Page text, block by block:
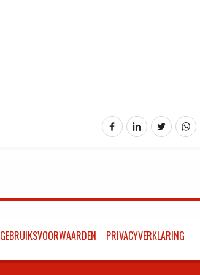
GEBRUIKSVOORWAARDEN PRIVACYVERKLARING